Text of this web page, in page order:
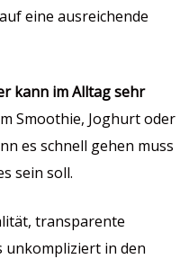
eine ausreichende
kann im Alltag sehr
Smoothie, Joghurt oder
es schnell gehen muss
sein soll.
transparente
unkompliziert in den